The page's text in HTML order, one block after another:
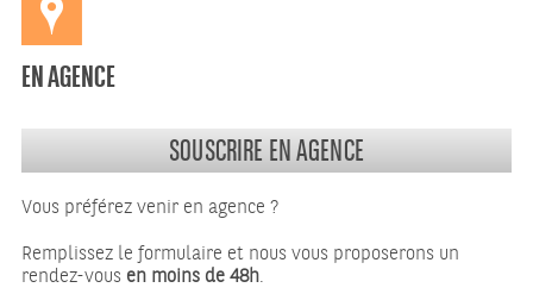
EN AGENCE
SOUSCRIRE EN AGENCE
Vous préférez venir en agence ?
Remplissez le formulaire et nous vous proposerons un
rendez-vous en moins de 48h.